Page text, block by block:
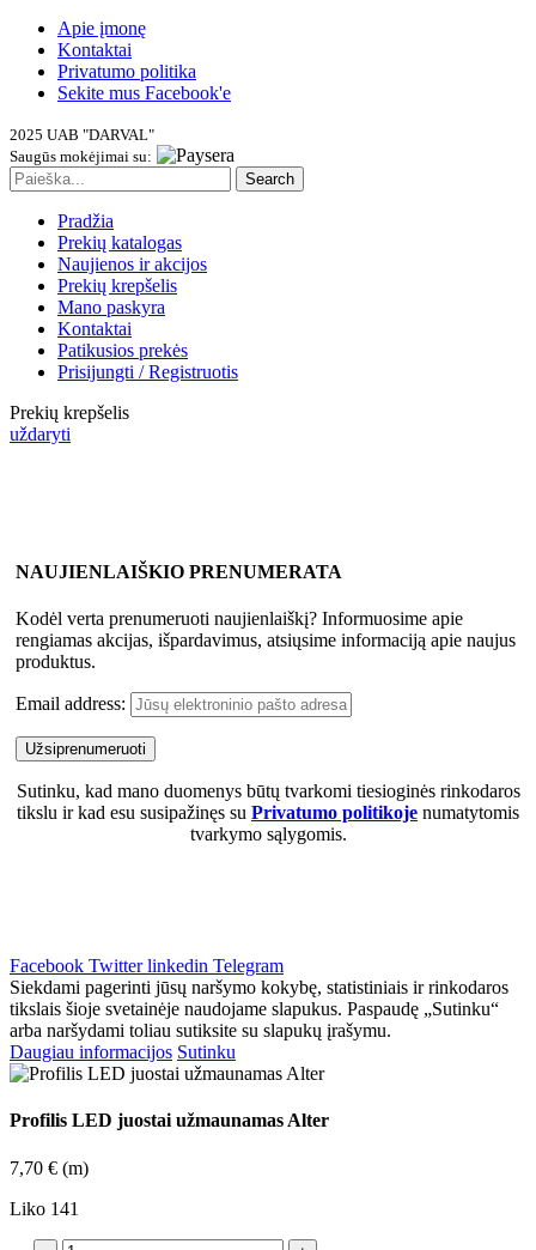
Apie įmonę
Kontaktai
Privatumo politika
Sekite mus Facebook'e
2025 UAB "DARVAL"
Saugūs mokėjimai su:
Search
Pradžia
Prekių katalogas
Naujienos ir akcijos
Prekių krepšelis
Mano paskyra
Kontaktai
Patikusios prekės
Prisijungti / Registruotis
Prekių krepšelis
uždaryti
NAUJIENLAIŠKIO PRENUMERATA
Kodėl verta prenumeruoti naujienlaiškį? Informuosime apie
rengiamas akcijas, išpardavimus, atsiųsime informaciją apie naujus
produktus.
Email address:
Sutinku, kad mano duomenys būtų tvarkomi tiesioginės rinkodaros
tikslu ir kad esu susipažinęs su Privatumo politikoje numatytomis
tvarkymo sąlygomis.
Facebook Twitter linkedin Telegram
Siekdami pagerinti jūsų naršymo kokybę, statistiniais ir rinkodaros
tikslais šioje svetainėje naudojame slapukus. Paspaudę „Sutinku“
arba naršydami toliau sutiksite su slapukų įrašymu.
Daugiau informacijos Sutinku
Profilis LED juostai užmaunamas Alter
7,70 € (m)
Liko 141